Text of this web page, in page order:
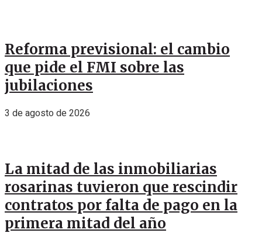
Reforma previsional: el cambio
que pide el FMI sobre las
jubilaciones
3 de agosto de 2026
La mitad de las inmobiliarias
rosarinas tuvieron que rescindir
contratos por falta de pago en la
primera mitad del año